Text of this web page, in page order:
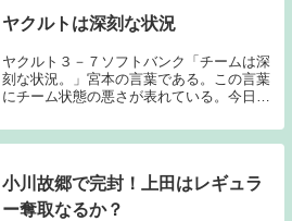
ヤクルトは深刻な状況
ヤクルト３－７ソフトバンク「チームは深
刻な状況。」宮本の言葉である。この言葉
にチーム状態の悪さが表れている。今日も
続となる２ランホームランくらいで後は、
完敗である。バレンティンがこれだけ打っ
小川故郷で完封！上田はレギュラ
ー奪取なるか？